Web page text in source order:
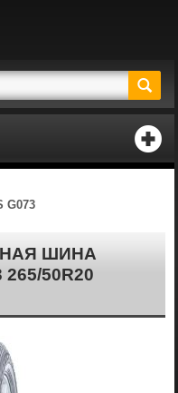
G073
ШИНА
265/50R20